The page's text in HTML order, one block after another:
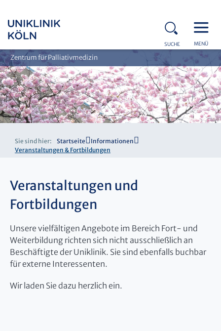
SUCHE MENÜ
Zentrum für Palliativmedizin
Sie sind hier: Startseite
Informationen
Veranstaltungen & Fortbildungen
Veranstaltungen und
Fortbildungen
Unsere vielfältigen Angebote im Bereich Fort- und
Weiterbildung richten sich nicht ausschließlich an
Beschäftigte der Uniklinik. Sie sind ebenfalls buchbar
für externe Interessenten.
Wir laden Sie dazu herzlich ein.